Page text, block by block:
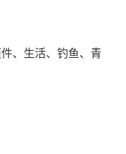
、生活、钓鱼、青